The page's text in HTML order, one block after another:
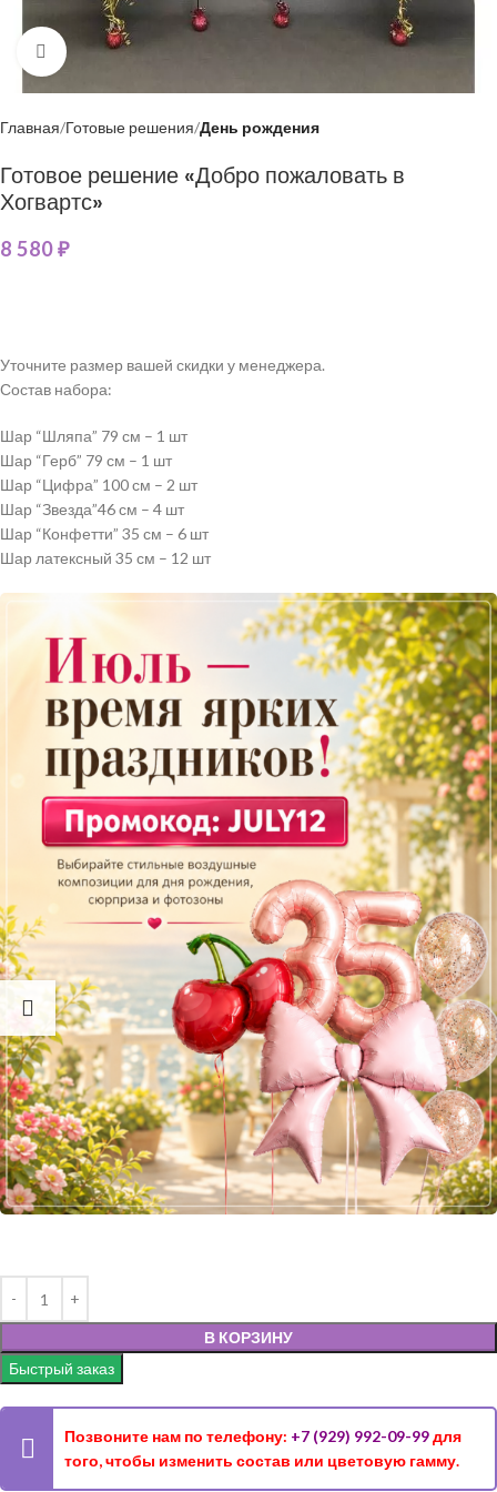
Нажмите, чтобы увеличить
Главная Готовые решения День рождения
Готовое решение «Добро пожаловать в
Хогвартс»
8 580₽
Уточните размер вашей скидки у менеджера.
Состав набора:
Шар “Шляпа” 79 см – 1 шт
Шар “Герб” 79 см – 1 шт
Шар “Цифра” 100 см – 2 шт
Шар “Звезда”46 см – 4 шт
Шар “Конфетти” 35 см – 6 шт
Шар латексный 35 см – 12 шт
В КОРЗИНУ
Быстрый заказ
Позвоните нам по телефону: +7 (929) 992-09-99для
того, чтобы изменить состав или цветовую гамму.